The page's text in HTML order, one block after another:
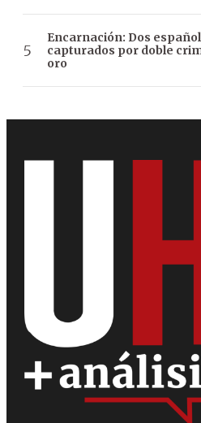
Encarnación: Dos
capturados por doble
oro